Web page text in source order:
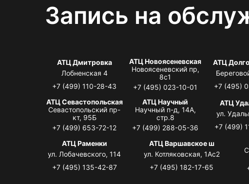
Запись на
АТЦ Дмитровка
Лобненская 4
+7 (499) 110-28-43
АТЦ Новоясеневская
Новоясеневский пр,
8с1
+7 (495) 023-10-01
АТЦ
+7 (495)
АТЦ Севастопольская
Севастопольский пр-
кт, 95Б
+7 (499) 653-72-12
АТЦ Научный
Научный п-д, 14А,
стр.8
+7 (499) 288-05-36
АТЦ
ул.
+7 (499)
АТЦ Раменки
ул. Лобачевского, 114
+7 (495) 135-42-87
АТЦ Варшавское ш
ул. Котляковская, 1Ас2
+7 (495) 182-17-65